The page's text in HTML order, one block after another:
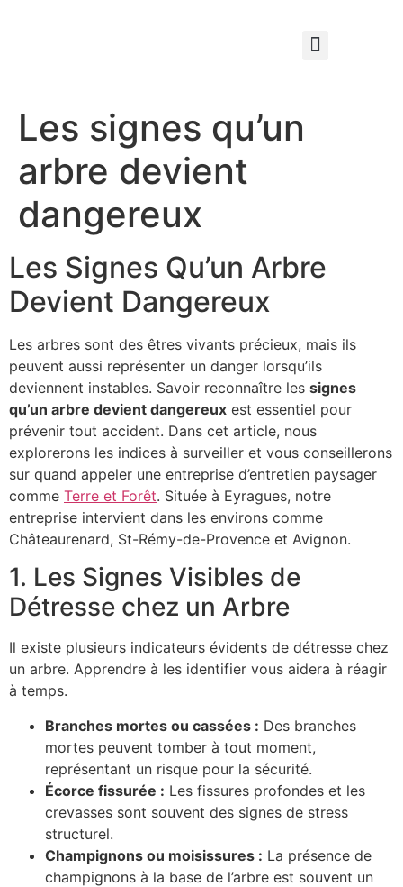
Les signes qu’un
arbre devient
dangereux
Les Signes Qu’un Arbre
Devient Dangereux
Les arbres sont des êtres vivants précieux, mais ils
peuvent aussi représenter un danger lorsqu’ils
deviennent instables. Savoir reconnaître les signes
qu’un arbre devient dangereux est essentiel pour
prévenir tout accident. Dans cet article, nous
explorerons les indices à surveiller et vous conseillerons
sur quand appeler une entreprise d’entretien paysager
comme Terre et Forêt. Située à Eyragues, notre
entreprise intervient dans les environs comme
Châteaurenard, St-Rémy-de-Provence et Avignon.
1. Les Signes Visibles de
Détresse chez un Arbre
Il existe plusieurs indicateurs évidents de détresse chez
un arbre. Apprendre à les identifier vous aidera à réagir
à temps.
Branches mortes ou cassées : Des branches
mortes peuvent tomber à tout moment,
représentant un risque pour la sécurité.
Écorce fissurée : Les fissures profondes et les
crevasses sont souvent des signes de stress
structurel.
Champignons ou moisissures : La présence de
champignons à la base de l’arbre est souvent un